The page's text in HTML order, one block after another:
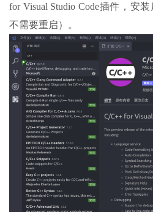
for Visual Studio Code插件，安
不需要重启）。